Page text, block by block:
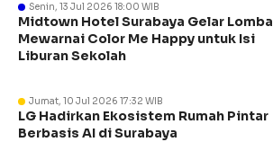
Senin, 13 Jul 2026 18:00 WIB
Midtown Hotel Surabaya Gelar Lomba
Mewarnai Color Me Happy untuk Isi
Liburan Sekolah
Jumat, 10 Jul 2026 17:32 WIB
LG Hadirkan Ekosistem Rumah Pintar
Berbasis AI di Surabaya